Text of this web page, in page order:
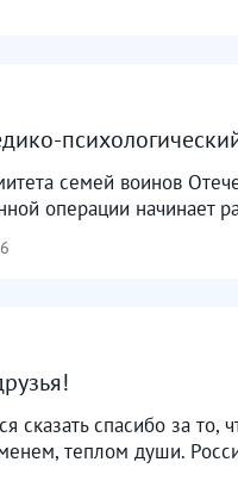
семей воинов
операции начинает
сказать спасибо за
теплом души.